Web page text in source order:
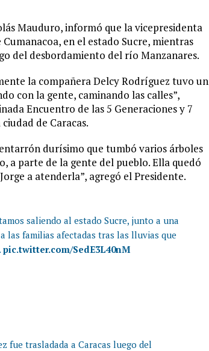
Mauduro, informó que la vicepresidenta
en el estado Sucre, mientras
del desbordamiento del río Manzanares.
la compañera Delcy Rodríguez tuvo un
con la gente, caminando las calles”,
Encuentro de las 5 Generaciones y 7
de Caracas.
durísimo que tumbó varios árboles
a parte de la gente del pueblo. Ella quedó
a atenderla”, agregó el Presidente.
saliendo al estado Sucre, junto a una
las familias afectadas tras las lluvias que
pic.twitter.com/SedE3L40nM
fue trasladada a Caracas luego del